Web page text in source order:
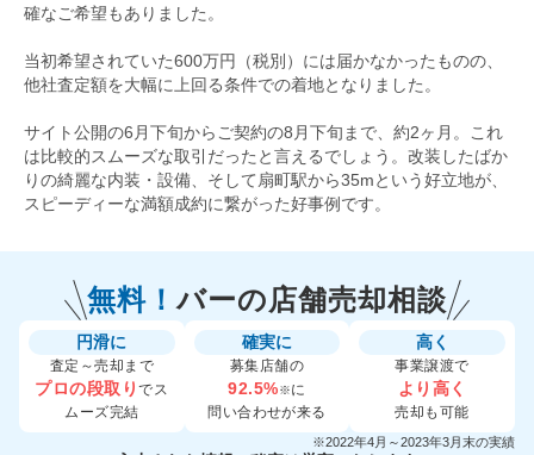
確なご希望もありました。
当初希望されていた600万円（税別）には届かなかったものの、
他社査定額を大幅に上回る条件での着地となりました。
サイト公開の6月下旬からご契約の8月下旬まで、約2ヶ月。これ
は比較的スムーズな取引だったと言えるでしょう。改装したばか
りの綺麗な内装・設備、そして扇町駅から35mという好立地が、
スピーディーな満額成約に繋がった好事例です。
無料！バーの店舗売却相談
円滑に
査定～売却まで
プロの段取りでス
ムーズ完結
確実に
募集店舗の
92.5%※に
問い合わせが来る
高く
事業譲渡で
より高く
売却も可能
※2022年4月～2023年3月末の実績